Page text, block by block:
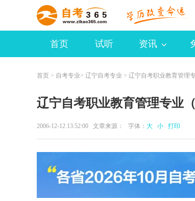
首页 试听 资讯
首页 > 自考专业> 辽宁自考专业 > 辽宁自考职业教育管理
辽宁自考职业教育管理专业
2006-12-12 13:52:00 文章来源： 字体： 大 小 打印